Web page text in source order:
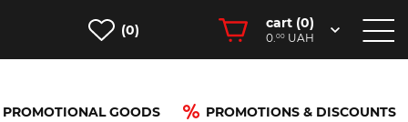
(0) cart (0)
0.00 UAH
PROMOTIONAL GOODS PROMOTIONS & DISCOUNTS